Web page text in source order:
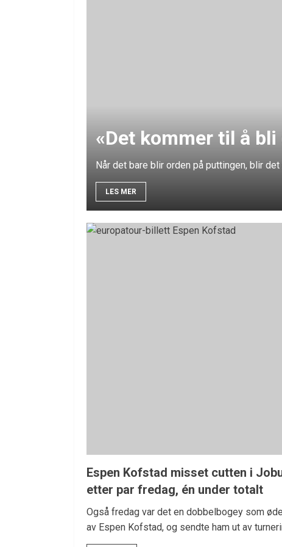
«Det kommer til å
Når det bare blir orden på puttingen, blir
LES MER
Espen Kofstad misset cutten i
etter par fredag, én under totalt
Også fredag var det en dobbelbogey som
av Espen Kofstad, og sendte ham ut av